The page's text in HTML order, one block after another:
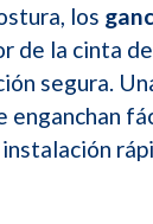
los
de la cinta
segura.
enganchan